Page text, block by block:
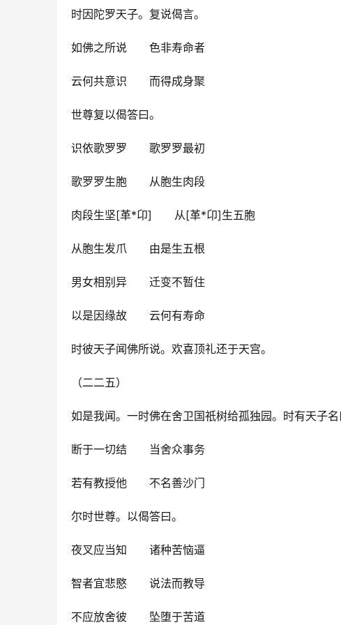
时因陀罗天子。复说偈言。
如佛之所说　　色非寿命者
云何共意识　　而得成身聚
世尊复以偈答曰。
识依歌罗罗　　歌罗罗最初
歌罗罗生胞　　从胞生肉段
肉段生坚[革*卬]　　从[革*卬]生五胞
从胞生发爪　　由是生五根
男女相别异　　迁变不暂住
以是因缘故　　云何有寿命
时彼天子闻佛所说。欢喜顶礼还于天宫。
（二二五）
如是我闻。一时佛在舍卫国祇树给孤独园。时有天子
断于一切结　　当舍众事务
若有教授他　　不名善沙门
尔时世尊。以偈答曰。
夜叉应当知　　诸种苦恼逼
智者宜悲愍　　说法而教导
不应放舍彼　　坠堕于苦道